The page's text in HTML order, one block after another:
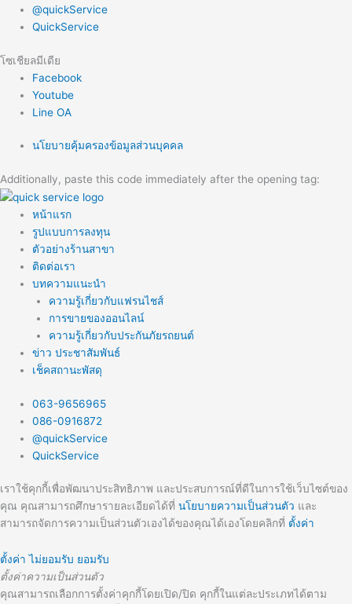
@quickService
QuickService
โซเชียลมีเดีย
Facebook
Youtube
Line OA
นโยบายคุ้มครองข้อมูลส่วนบุคคล
Additionally, paste this code immediately after the opening tag:
หน้าแรก
รูปแบบการลงทุน
ตัวอย่างร้านสาขา
ติดต่อเรา
บทความแนะนำ
ความรู้เกี่ยวกับแฟรนไชส์
การขายของออนไลน์
ความรู้เกี่ยวกับประกันภัยรถยนต์
ข่าว ประชาสัมพันธ์
เช็คสถานะพัสดุ
063-9656965
086-0916872
@quickService
QuickService
เราใช้คุกกี้เพื่อพัฒนาประสิทธิภาพ และประสบการณ์ที่ดีในการใช้เว็บไซต์ของ
คุณ คุณสามารถศึกษารายละเอียดได้ที่ นโยบายความเป็นส่วนตัว และ
สามารถจัดการความเป็นส่วนตัวเองได้ของคุณได้เองโดยคลิกที่ ตั้งค่า
ตั้งค่า ไม่ยอมรับ ยอมรับ
ตั้งค่าความเป็นส่วนตัว
คุณสามารถเลือกการตั้งค่าคุกกี้โดยเปิด/ปิด คุกกี้ในแต่ละประเภทได้ตาม